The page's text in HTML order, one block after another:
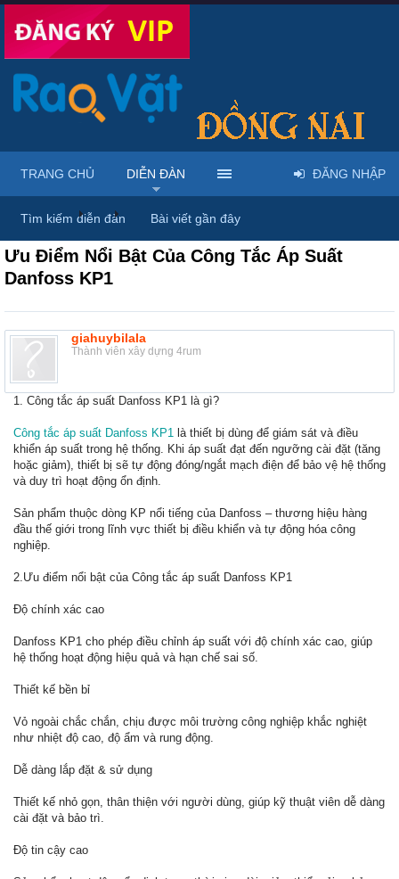
Diễn đàn ... Rao vặt tổng hợp - Uy tín - Miễn phí
Ưu Điểm Nổi Bật Của Công Tắc Áp Suất
Danfoss KP1
giahuybilala
Thành viên xây dựng 4rum
1. Công tắc áp suất Danfoss KP1 là gì?
Công tắc áp suất Danfoss KP1 là thiết bị dùng để giám sát và điều
khiển áp suất trong hệ thống. Khi áp suất đạt đến ngưỡng cài đặt (tăng
hoặc giảm), thiết bị sẽ tự động đóng/ngắt mạch điện để bảo vệ hệ thống
và duy trì hoạt động ổn định.
Sản phẩm thuộc dòng KP nổi tiếng của Danfoss – thương hiệu hàng
đầu thế giới trong lĩnh vực thiết bị điều khiển và tự động hóa công
nghiệp.
2.Ưu điểm nổi bật của Công tắc áp suất Danfoss KP1
Độ chính xác cao
Danfoss KP1 cho phép điều chỉnh áp suất với độ chính xác cao, giúp
hệ thống hoạt động hiệu quả và hạn chế sai số.
Thiết kế bền bỉ
Vỏ ngoài chắc chắn, chịu được môi trường công nghiệp khắc nghiệt
như nhiệt độ cao, độ ẩm và rung động.
Dễ dàng lắp đặt & sử dụng
Thiết kế nhỏ gọn, thân thiện với người dùng, giúp kỹ thuật viên dễ dàng
cài đặt và bảo trì.
Độ tin cậy cao
TRANG CHỦ DIỄN ĐÀN
Tìm kiếm diễn đàn Bài viết gần đây
ĐĂNG NHẬP